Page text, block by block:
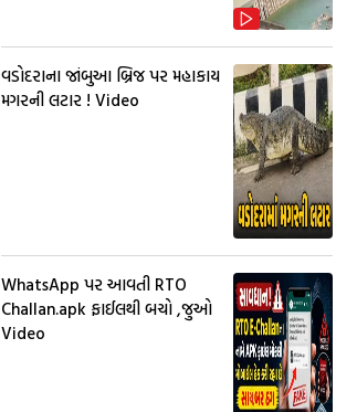
વડોદરાના જાંબુઆ બ્રિજ પર મહાકાય
મગરની લટાર ! Video
WhatsApp પર આવતી RTO
Challan.apk ફાઈલથી બચો ,જુઓ
Video